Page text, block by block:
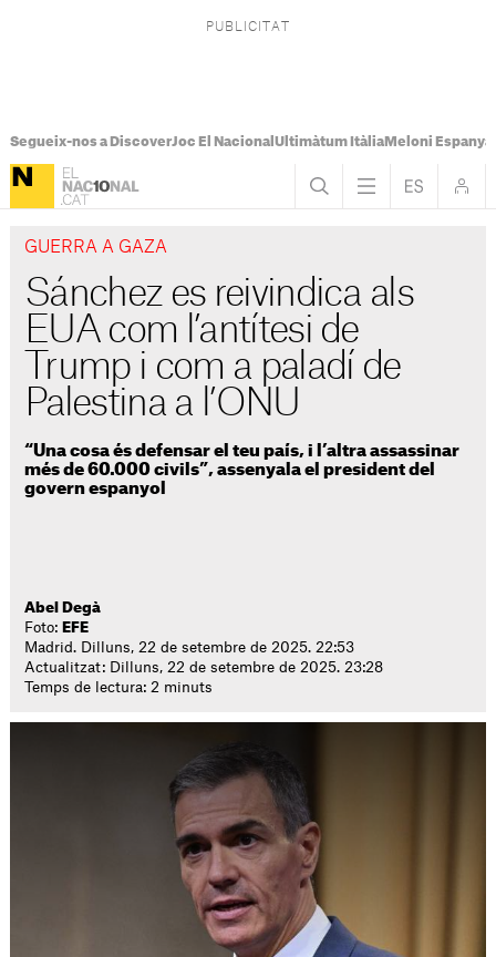
Segueix-nos a DiscoverJoc El Nacional Ultimàtum ItàliaMeloni Espanya
GUERRA A GAZA
Sánchez es reivindica als
EUA com l’antítesi de
Trump i com a paladí de
Palestina a l’ONU
“Una cosa és defensar el teu país, i l’altra assassinar
més de 60.000 civils”, assenyala el president del
govern espanyol
Abel Degà
Foto: EFE
Madrid. Dilluns, 22 de setembre de 2025. 22:53
Actualitzat: Dilluns, 22 de setembre de 2025. 23:28
Temps de lectura: 2 minuts